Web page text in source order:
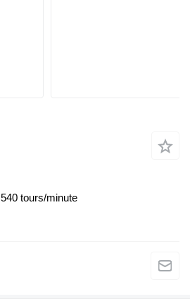
540 tours/minute